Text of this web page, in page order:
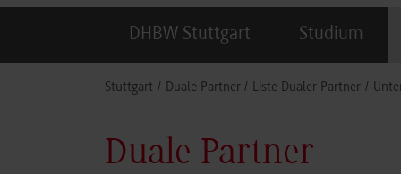
DHBW Stuttgart Studium
Stuttgart Duale Partner Liste Dualer Partner
Duale Partner